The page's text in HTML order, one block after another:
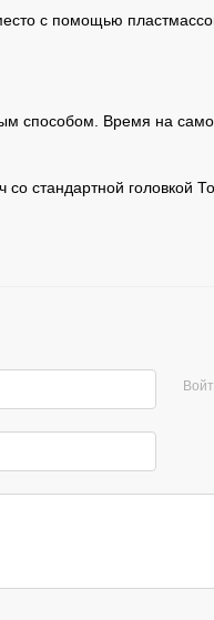
с помощью
способом. Время на
стандартной головкой